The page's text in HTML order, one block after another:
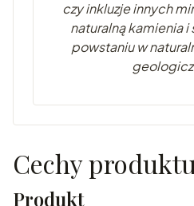
czy inkluzje innych
naturalną kamienia
powstaniu w
Cechy produktu
Produkt